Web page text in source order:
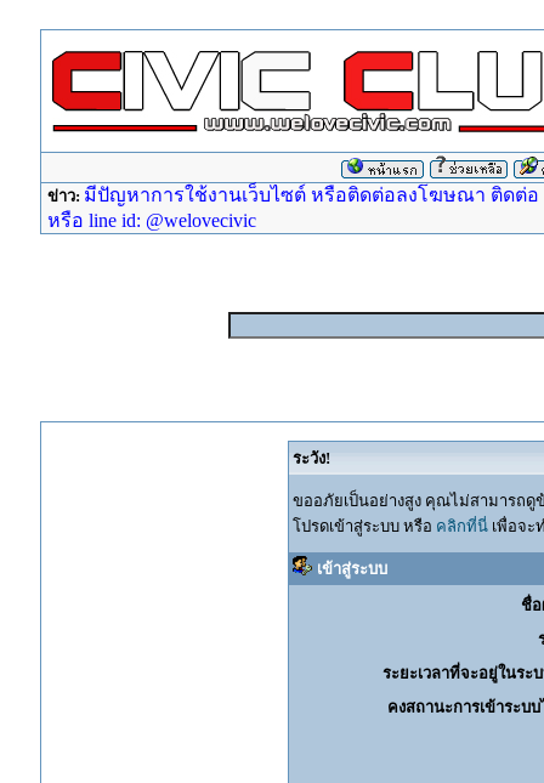
ข่าว: มีปัญหาการใช้งานเว็บไซต์ หรือติดต่อลงโฆษณา ติดต่อ
หรือ line id: @welovecivic
ระวัง!
ขออภัยเป็นอย่างสูง คุณไม่สามารถ
โปรดเข้าสู่ระบบ หรือ คลิกที่นี่เพื่อจะ
เข้าสู่ระบบ
ชื่อ
ระยะเวลาที่จะอยู่ในระ
คงสถานะการเข้าระบ